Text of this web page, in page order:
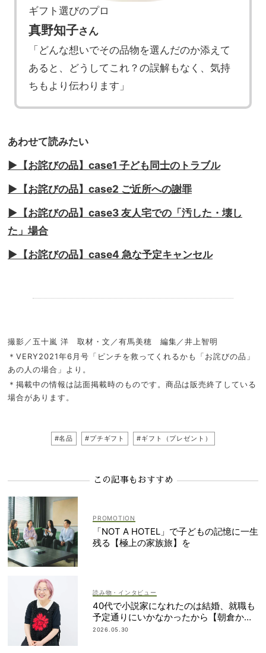
ギフト選びのプロ
真野知子さん
「どんな想いでその品物を選んだのか添えて
あると、どうしてこれ？の誤解もなく、気持
ちもより伝わります」
あわせて読みたい
▶︎【お詫びの品】case1 子ども同士のトラブル
▶︎【お詫びの品】case2 ご近所への謝罪
▶︎【お詫びの品】case3 友人宅での「汚した・壊し
た」場合
▶︎【お詫びの品】case4 急な予定キャンセル
撮影／五十嵐 洋 取材・文／有馬美穂 編集／井上智明
＊VERY2021年6月号「ピンチを救ってくれるかも「お詫びの品」
あの人の場合」より。
＊掲載中の情報は誌面掲載時のものです。商品は販売終了している
場合があります。
#名品 #プチギフト #ギフト（プレゼント）
この記事もおすすめ
「NOT A HOTEL」で子どもの記憶に一生
残る【極上の家族旅】を
読み物・インタビュー
40代で小説家になれたのは結婚、就職も
予定通りにいかなかったから【朝倉かす
みさん】
2026.05.30